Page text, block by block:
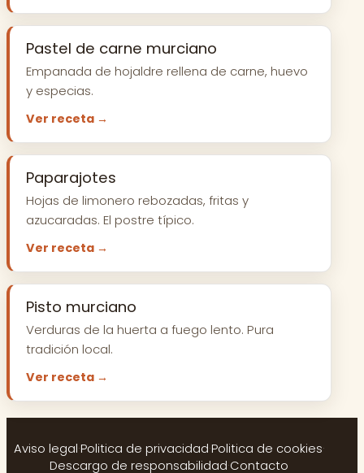
Pastel de carne murciano
Empanada de hojaldre rellena de carne, huevo
y especias.
Ver receta →
Paparajotes
Hojas de limonero rebozadas, fritas y
azucaradas. El postre típico.
Ver receta →
Pisto murciano
Verduras de la huerta a fuego lento. Pura
tradición local.
Ver receta →
Aviso legal·Politica de privacidad·Politica de cookies·
Descargo de responsabilidad·Contacto